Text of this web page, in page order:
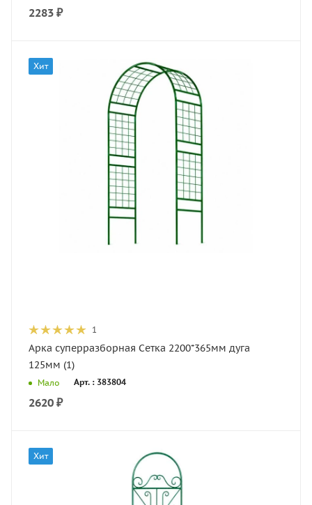
2283 ₽
Хит
1
Арка суперразборная Сетка 2200*365мм дуга
125мм (1)
Мало Арт. : 383804
2620 ₽
Хит